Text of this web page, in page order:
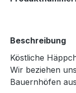
Beschreibung
Köstliche
Wir beziehen
Bauernhöfen